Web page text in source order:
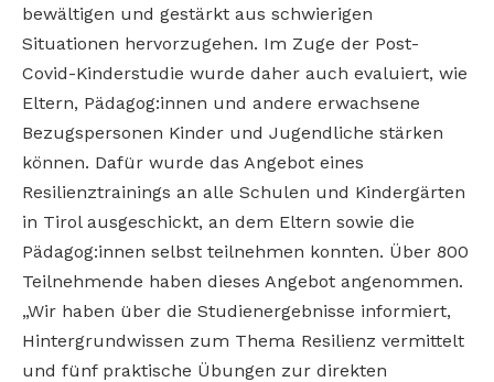
bewältigen und gestärkt aus schwierigen
Situationen hervorzugehen. Im Zuge der Post-
Covid-Kinderstudie wurde daher auch evaluiert, wie
Eltern, Pädagog:innen und andere erwachsene
Bezugspersonen Kinder und Jugendliche stärken
können. Dafür wurde das Angebot eines
Resilienztrainings an alle Schulen und Kindergärten
in Tirol ausgeschickt, an dem Eltern sowie die
Pädagog:innen selbst teilnehmen konnten. Über 800
Teilnehmende haben dieses Angebot angenommen.
„Wir haben über die Studienergebnisse informiert,
Hintergrundwissen zum Thema Resilienz vermittelt
und fünf praktische Übungen zur direkten